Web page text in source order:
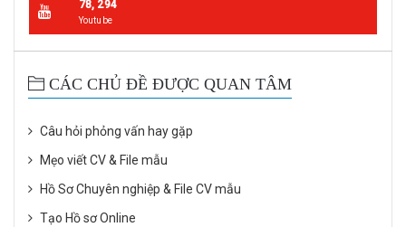
78, 294
Youtube
CÁC CHỦ ĐỀ ĐƯỢC QUAN TÂM
Câu hỏi phỏng vấn hay gặp
Mẹo viết CV & File mẫu
Hồ Sơ Chuyên nghiệp & File CV mẫu
Tạo Hồ sơ Online